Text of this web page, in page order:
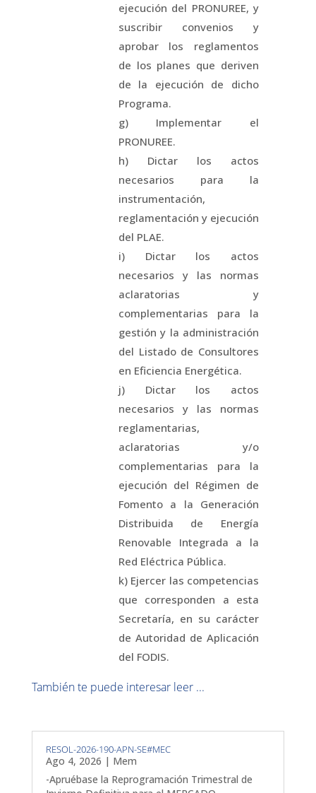
ejecución del PRONUREE, y
suscribir convenios y
aprobar los reglamentos
de los planes que deriven
de la ejecución de dicho
Programa.
g) Implementar el
PRONUREE.
h) Dictar los actos
necesarios para la
instrumentación,
reglamentación y ejecución
del PLAE.
i) Dictar los actos
necesarios y las normas
aclaratorias y
complementarias para la
gestión y la administración
del Listado de Consultores
en Eficiencia Energética.
j) Dictar los actos
necesarios y las normas
reglamentarias,
aclaratorias y/o
complementarias para la
ejecución del Régimen de
Fomento a la Generación
Distribuida de Energía
Renovable Integrada a la
Red Eléctrica Pública.
k) Ejercer las competencias
que corresponden a esta
Secretaría, en su carácter
de Autoridad de Aplicación
del FODIS.
También te puede interesar leer ...
RESOL-2026-190-APN-SE#MEC
Ago 4, 2026 | Mem
-Apruébase la Reprogramación Trimestral de